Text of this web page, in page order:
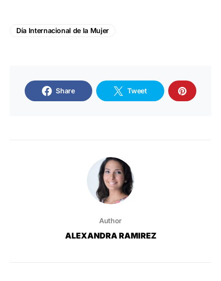
Día Internacional de la Mujer
Share Tweet
Author
ALEXANDRA RAMIREZ